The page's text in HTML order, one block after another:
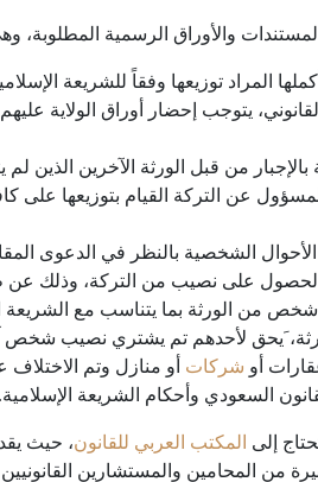
والأوراق الرسمية المطلوبة،
المراد توزيعها وفقاً للشريعة
يتوجب إحضار أوراق الولاية
من قبل الورثة الآخرين الذين
عن التركة القيام بتوزيعها على
الشخصية بالنظر في الدعوى
على نصيب من التركة، وذلك عن
من الورثة بما يتناسب مع الشريعة
َيحق لأحدهم تم يشتري نصيب
أو شركات أو منازل وتم الاختلاف
السعودي وأحكام الشريعة الإسلامية.
إلى المكتب العربي للقانون، حيث
المحامين والمستشارين